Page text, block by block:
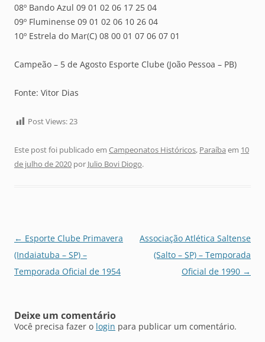
08º Bando Azul 09 01 02 06 17 25 04
09º Fluminense 09 01 02 06 10 26 04
10º Estrela do Mar(C) 08 00 01 07 06 07 01
Campeão – 5 de Agosto Esporte Clube (João Pessoa – PB)
Fonte: Vitor Dias
Post Views:23
Este post foi publicado em Campeonatos Históricos, Paraíba em 10
de julho de 2020 por Julio Bovi Diogo.
Navegação
de
posts
← Esporte Clube Primavera
(Indaiatuba – SP) –
Temporada Oficial de 1954
Associação Atlética Saltense
(Salto – SP) – Temporada
Oficial de 1990 →
Deixe um comentário
Você precisa fazer o login para publicar um comentário.